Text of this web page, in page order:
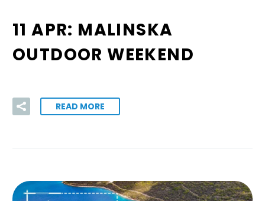
11 APR: MALINSKA
OUTDOOR WEEKEND
READ MORE